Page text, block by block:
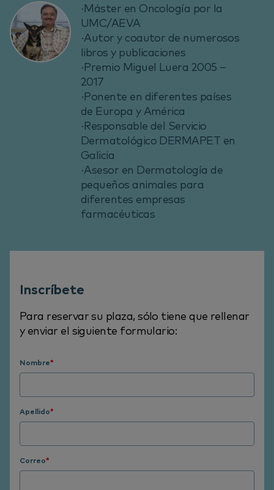
·Máster en Oncología por la
UMC/AEVA
·Autor y coautor de numerosos
libros y publicaciones
·Premio Miguel Luera 2005 –
2017
·Ponente en diferentes países
de Europa y América
·Responsable del Servicio
Dermatológico DERMAPET en
Galicia
·Asesor en Dermatología de
pequeños animales para
diferentes empresas
farmacéuticas
Inscríbete
Para reservar su plaza, sólo tiene que rellenar
y enviar el siguiente formulario:
Nombre*
Apellido*
Correo*